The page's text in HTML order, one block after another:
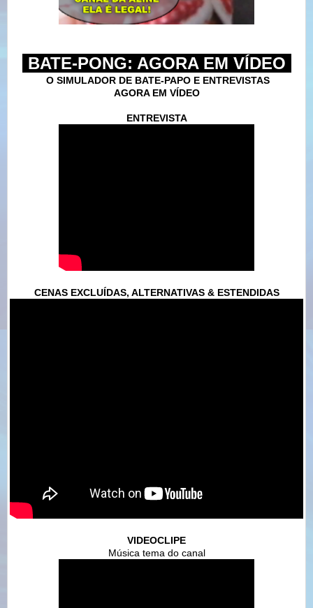
BATE-PONG: AGORA EM VÍDEO
O SIMULADOR DE BATE-PAPO E ENTREVISTAS
AGORA EM VÍDEO
ENTREVISTA
CENAS EXCLUÍDAS, ALTERNATIVAS & ESTENDIDAS
VIDEOCLIPE
Música tema do canal